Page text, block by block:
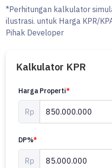
*Perhitungan kalkulator
ilustrasi. untuk Harga KPR/
Pihak Developer
Kalkulator KPR
Harga Properti*
Rp
DP%*
Rp